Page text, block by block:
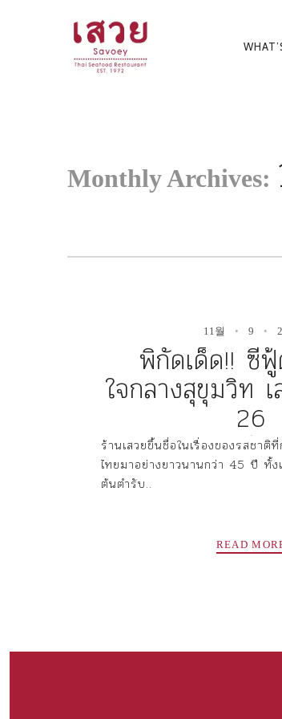
Monthly Archives:
11월 9
พิกัดเด็ด!! ซี
ใจกลางสุขุมวิท
26
✻
ร้านเสวยขึ้นชื่อในเรื่องของรสชา
ไทยมาอย่างยาวนานกว่า 45 ปี ทั้ง
ต้นตำรับ..
READ
Posts